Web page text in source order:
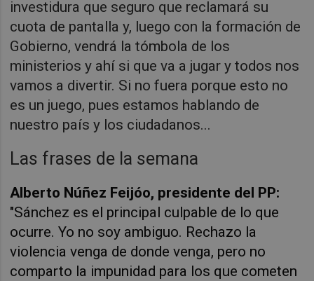
investidura que seguro que reclamará su
cuota de pantalla y, luego con la formación de
Gobierno, vendrá la tómbola de los
ministerios y ahí si que va a jugar y todos nos
vamos a divertir. Si no fuera porque esto no
es un juego, pues estamos hablando de
nuestro país y los ciudadanos...
Las frases de la semana
Alberto Núñez Feijóo, presidente del PP:
"Sánchez es el principal culpable de lo que
ocurre. Yo no soy ambiguo. Rechazo la
violencia venga de donde venga, pero no
comparto la impunidad para los que cometen